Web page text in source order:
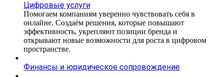
Цифровые услуги
Помогаем компаниям уверенно чувствовать себя в
онлайне. Создаём решения, которые повышают
эффективность, укрепляют позиции бренда и
открывают новые возможности для роста в цифровом
пространстве.
Финансы и юридическое сопровождение